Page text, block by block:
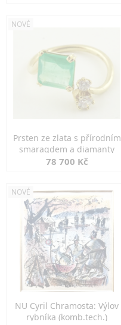
NOVÉ
Prsten ze zlata s přírodním
smaragdem a diamanty
78 700 Kč
NOVÉ
NU Cyril Chramosta: Výlov
rybníka (komb.tech.)